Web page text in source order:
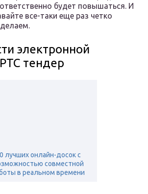
будет повышаться. И
все-таки еще раз четко
электронной
тендер
лучших онлайн-досок с
совместной
в реальном времени